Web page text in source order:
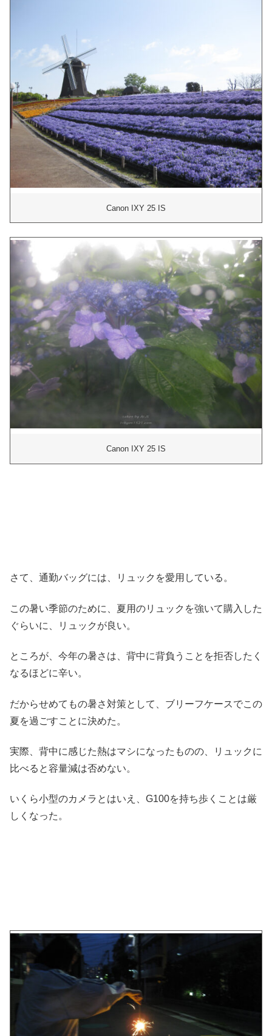
Canon IXY 25 IS
Canon IXY 25 IS
さて、通勤バッグには、リュックを愛用している。
この暑い季節のために、夏用のリュックを強いて購入した
ぐらいに、リュックが良い。
ところが、今年の暑さは、背中に背負うことを拒否したく
なるほどに辛い。
だからせめてもの暑さ対策として、ブリーフケースでこの
夏を過ごすことに決めた。
実際、背中に感じた熱はマシになったものの、リュックに
比べると容量減は否めない。
いくら小型のカメラとはいえ、G100を持ち歩くことは厳
しくなった。